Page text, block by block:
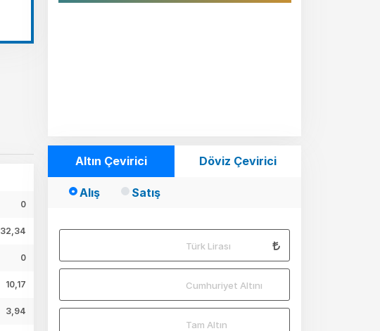
0
32,34
0
10,17
3,94
Altın Çevirici Döviz Çevirici
Alış Satış
Türk Lirası
Cumhuriyet Altını
Tam Altın